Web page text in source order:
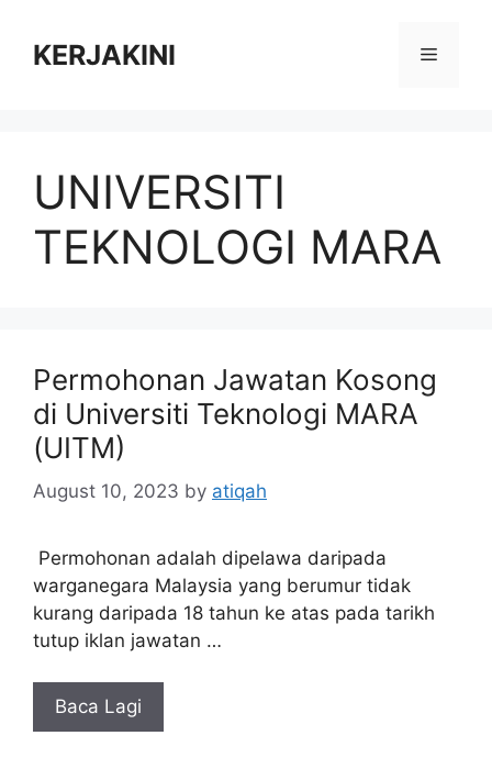
contentKERJAKINI Menu
UNIVERSITI
TEKNOLOGI MARA
Permohonan Jawatan Kosong
di Universiti Teknologi MARA
(UITM)
August 10, 2023 by atiqah
Permohonan adalah dipelawa daripada
warganegara Malaysia yang berumur tidak
kurang daripada 18 tahun ke atas pada tarikh
tutup iklan jawatan …
Baca Lagi